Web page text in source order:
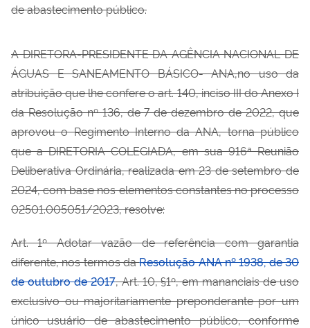
de abastecimento público.
A DIRETORA-PRESIDENTE DA AGÊNCIA NACIONAL DE
ÁGUAS E SANEAMENTO BÁSICO- ANA,no uso da
atribuição que lhe confere o art. 140, inciso III do Anexo I
da Resolução nº 136, de 7 de dezembro de 2022, que
aprovou o Regimento Interno da ANA, torna público
que a DIRETORIA COLEGIADA, em sua 916ª Reunião
Deliberativa Ordinária, realizada em 23 de setembro de
2024, com base nos elementos constantes no processo
02501.005051/2023, resolve:
Art. 1º Adotar vazão de referência com garantia
diferente, nos termos daResolução ANA nº 1938, de 30
de outubro de 2017, Art. 10, §1º, em mananciais de uso
exclusivo ou majoritariamente preponderante por um
único usuário de abastecimento público, conforme